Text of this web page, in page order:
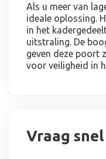
Als u meer van
ideale oplossing.
in het
uitstraling. De
geven deze poort
voor veiligheid in
Vraag